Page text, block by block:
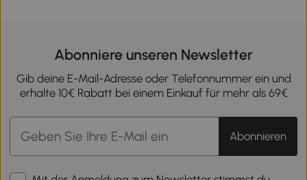
Abonniere unseren Newsletter
Gib deine E-Mail-Adresse oder Telefonnummer ein und
erhalte 10€ Rabatt bei einem Einkauf für mehr als 69€
Abonnieren